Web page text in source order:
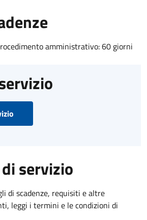
amministrativo: 60 giorni
servizio
di scadenze, requisiti e altre
leggi i termini e le condizioni di